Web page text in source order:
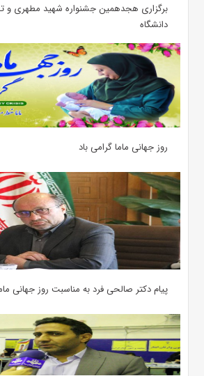
برگزاری هجدهمین جشنواره شهید مطهری و
دانشگاه
روز جهانی ماما گرامی باد
پیام دکتر صالحی فرد به مناسبت روز جهانی